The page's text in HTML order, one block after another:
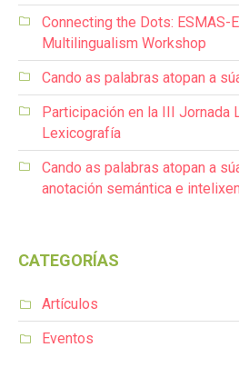
Connecting the Dots: ESMAS-
Multilingualism Workshop
Cando as palabras atopan a
Participación en la III Jornada
Lexicografía
Cando as palabras atopan a
anotación semántica e
CATEGORÍAS
Artículos
Eventos